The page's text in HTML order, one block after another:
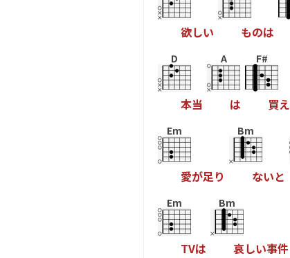
欲しい ものは
D
本当
A
は
F#
買え
Em
愛が足り
Bm
ないと
Em
TVは
Bm
哀しい事件